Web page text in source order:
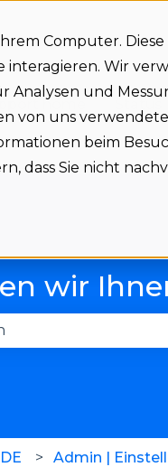
Computer.
interagieren. Wir
Analysen und
von uns
beim
dass Sie nicht
home
wir
Admin |